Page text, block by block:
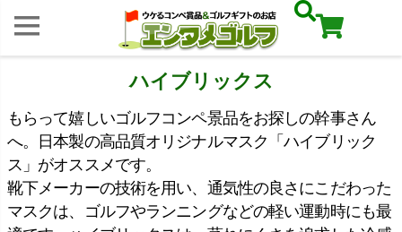
ハイブリックス
もらって嬉しいゴルフコンペ景品をお探しの幹事さん
へ。日本製の高品質オリジナルマスク「ハイブリック
ス」がオススメです。
靴下メーカーの技術を用い、通気性の良さにこだわった
マスクは、ゴルフやランニングなどの軽い運動時にも最